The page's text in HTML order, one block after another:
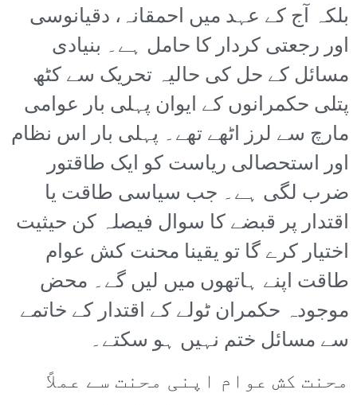
بلکہ آج کے عہد میں احمقانہ، دقیانوسی
اور رجعتی کردار کا حامل ہے۔ بنیادی
مسائل کے حل کی حالیہ تحریک سے کٹھ
پتلی حکمرانوں کے ایوان پہلی بار عوامی
مارچ سے لرز اٹھے تھے۔ پہلی بار اس نظام
اور استحصالی ریاست کو ایک طاقتور
ضرب لگی ہے۔ جب سیاسی طاقت یا
اقتدار پر قبضے کا سوال فیصلہ کن حیثیت
اختیار کرے گا تو یقینا محنت کش عوام
طاقت اپنے ہاتھوں میں لیں گے۔ محض
موجودہ حکمران ٹولے کے اقتدار کے خاتمے
سے مسائل ختم نہیں ہو سکتے۔
محنت کش عوام اپنی محنت سے عملاً